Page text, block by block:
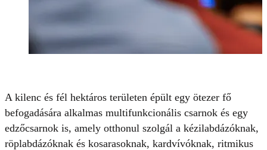
A kilenc és fél hektáros területen épült egy ötezer fő
befogadására alkalmas multifunkcionális csarnok és egy
edzőcsarnok is, amely otthonul szolgál a kézilabdázóknak,
röplabdázóknak és kosarasoknak, kardvívóknak, ritmikus